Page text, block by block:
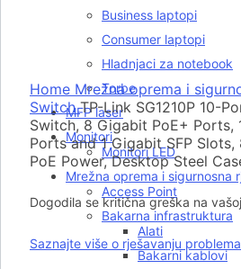
Business laptopi
Consumer laptopi
Hladnjaci za notebook
Torbe
MFP laser
Monitori
Monitori LED
Mrežna oprema i sigurnosna
Access Point
Bakarna infrastruktura
Alati
Bakarni kablovi
Rasprodato
Click to enlarge
Home Mrežna oprema i
SwitchTP-Link SG1210P 10-
Switch, 8 Gigabit PoE+ Ports,
Ports and 1 Gigabit SFP
PoE Power, Desktop Steel
Dogodila se kritična greška na
Saznajte više o rješavanju